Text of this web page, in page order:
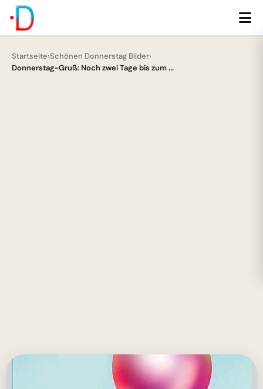
Startseite›Schönen Donnerstag Bilder›
Donnerstag-Gruß: Noch zwei Tage bis zum ...